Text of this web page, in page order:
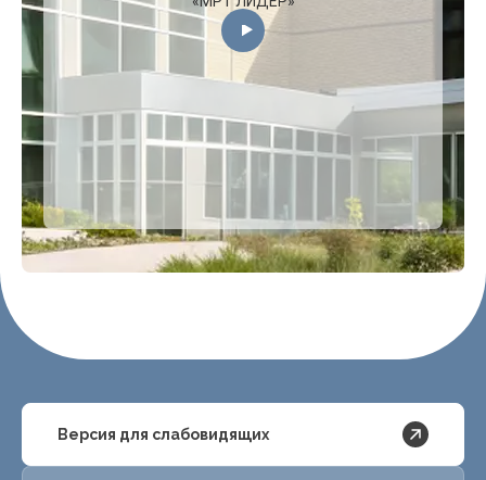
Версия для слабовидящих